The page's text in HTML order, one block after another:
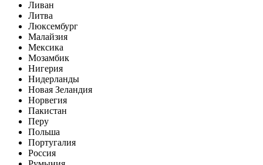
Ливан
Литва
Люксембург
Малайзия
Мексика
Мозамбик
Нигерия
Нидерланды
Новая Зеландия
Норвегия
Пакистан
Перу
Польша
Португалия
Россия